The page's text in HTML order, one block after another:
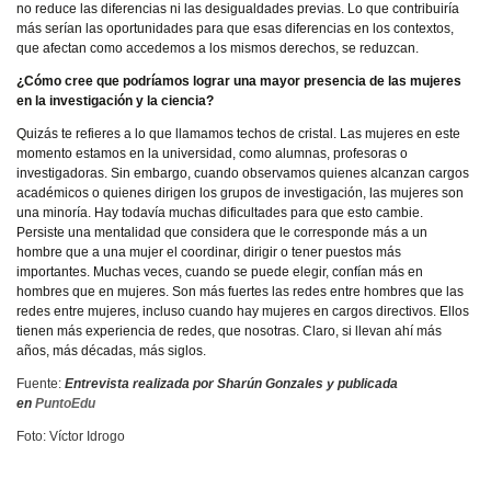
no reduce las diferencias ni las desigualdades previas. Lo que contribuiría
más serían las oportunidades para que esas diferencias en los contextos,
que afectan como accedemos a los mismos derechos, se reduzcan.
¿Cómo cree que podríamos lograr una mayor presencia de las mujeres
en la investigación y la ciencia?
Quizás te refieres a lo que llamamos techos de cristal. Las mujeres en este
momento estamos en la universidad, como alumnas, profesoras o
investigadoras. Sin embargo, cuando observamos quienes alcanzan cargos
académicos o quienes dirigen los grupos de investigación, las mujeres son
una minoría. Hay todavía muchas dificultades para que esto cambie.
Persiste una mentalidad que considera que le corresponde más a un
hombre que a una mujer el coordinar, dirigir o tener puestos más
importantes. Muchas veces, cuando se puede elegir, confían más en
hombres que en mujeres. Son más fuertes las redes entre hombres que las
redes entre mujeres, incluso cuando hay mujeres en cargos directivos. Ellos
tienen más experiencia de redes, que nosotras. Claro, si llevan ahí más
años, más décadas, más siglos.
Fuente: Entrevista realizada por Sharún Gonzales y publicada
en PuntoEdu
Foto: Víctor Idrogo